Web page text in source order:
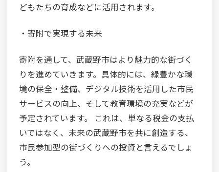
どもたちの育成などに活用されます。
・寄附で実現する未来
寄附を通して、武蔵野市はより魅力的な街づく
りを進めていきます。具体的には、緑豊かな環
境の保全・整備、デジタル技術を活用した市民
サービスの向上、そして教育環境の充実などが
予定されています。 これは、単なる税金の支払
いではなく、未来の武蔵野市を共に創造する、
市民参加型の街づくりへの投資と言えるでしょ
う。